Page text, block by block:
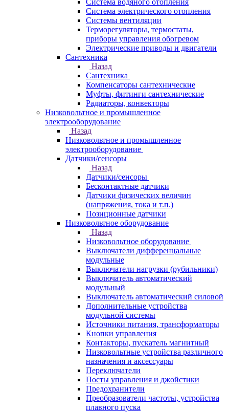
Система водяного отопления
Система электрического отопления
Системы вентиляции
Терморегуляторы, термостаты,
приборы управления обогревом
Электрические приводы и двигатели
Сантехника
Назад
Сантехника
Компенсаторы сантехнические
Муфты, фитинги сантехнические
Радиаторы, конвекторы
Низковольтное и промышленное
электрооборудование
Назад
Низковольтное и промышленное
электрооборудование
Датчики/сенсоры
Назад
Датчики/сенсоры
Бесконтактные датчики
Датчики физических величин
(напряжения, тока и т.п.)
Позиционные датчики
Низковольтное оборудование
Назад
Низковольтное оборудование
Выключатели дифференцальные
модульные
Выключатели нагрузки (рубильники)
Выключатель автоматический
модульный
Выключатель автоматический силовой
Дополнительные устройства
модульной системы
Источники питания, трансформаторы
Кнопки управления
Контакторы, пускатель магнитный
Низковольтные устройства различного
назначения и аксессуары
Переключатели
Посты управления и джойстики
Предохранители
Преобразователи частоты, устройства
плавного пуска